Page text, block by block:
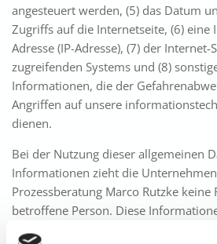
angesteuert werden, (5) das Datum
Zugriffs auf die Internetseite, (6) eine
Adresse (IP-Adresse), (7) der
zugreifenden Systems und (8)
Informationen, die der
Angriffen auf unsere
dienen.
Bei der Nutzung dieser allgemeinen
Informationen zieht die
Prozessberatung Marco Rutzke keine
betroffene Person. Diese
benötigt, um (1) die Inhalte unserer